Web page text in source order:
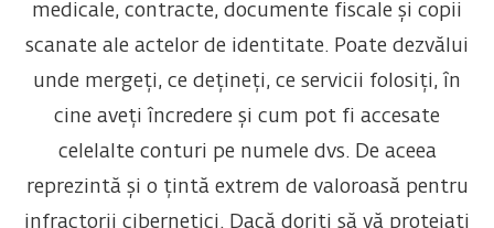
medicale, contracte, documente fiscale și copii
scanate ale actelor de identitate. Poate dezvălui
unde mergeți, ce dețineți, ce servicii folosiți, în
cine aveți încredere și cum pot fi accesate
celelalte conturi pe numele dvs. De aceea
reprezintă și o țintă extrem de valoroasă pentru
infractorii cibernetici. Dacă doriți să vă protejați